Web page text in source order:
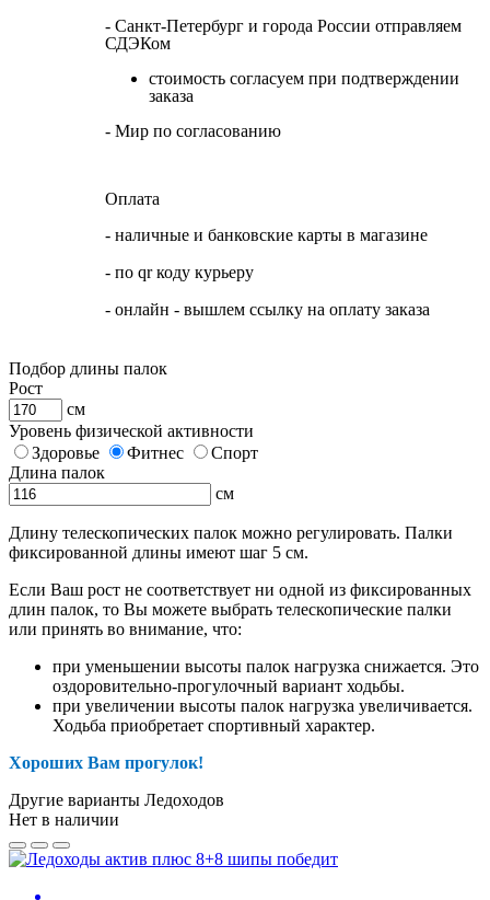
- Санкт-Петербург и города России отправляем
СДЭКом
стоимость согласуем при подтверждении
заказа
- Мир по согласованию
Оплата
- наличные и банковские карты в магазине
- по qr коду курьеру
- онлайн - вышлем ссылку на оплату заказа
Подбор длины палок
Рост
см
Уровень физической активности
Здоровье
Фитнес
Спорт
Длина палок
см
Длину телескопических палок можно регулировать. Палки
фиксированной длины имеют шаг 5 см.
Если Ваш рост не соответствует ни одной из фиксированных
длин палок, то Вы можете выбрать телескопические палки
или принять во внимание, что:
при уменьшении высоты палок нагрузка снижается. Это
оздоровительно-прогулочный вариант ходьбы.
при увеличении высоты палок нагрузка увеличивается.
Ходьба приобретает спортивный характер.
Хороших Вам прогулок!
Другие варианты Ледоходов
Нет в наличии